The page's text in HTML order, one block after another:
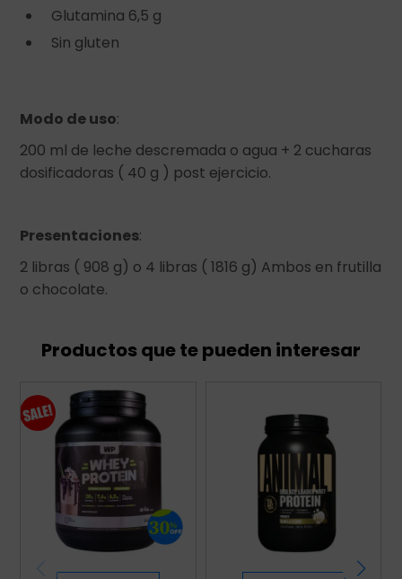
Glutamina 6,5 g
Sin gluten
Modo de uso:
200 ml de leche descremada o agua + 2 cucharas
dosificadoras ( 40 g ) post ejercicio.
Presentaciones:
2 libras ( 908 g) o 4 libras ( 1816 g) Ambos en frutilla
o chocolate.
Productos que te pueden interesar